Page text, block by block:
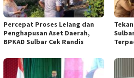
Percepat Proses Lelang dan
Penghapusan Aset Daerah,
BPKAD Sulbar Cek Randis